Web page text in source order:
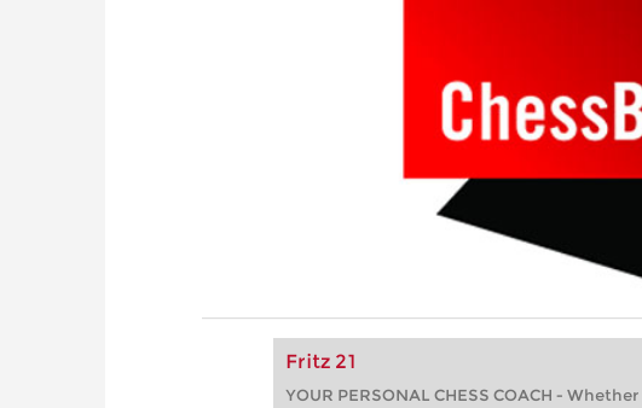
Fritz 21
YOUR PERSONAL CHESS COACH -